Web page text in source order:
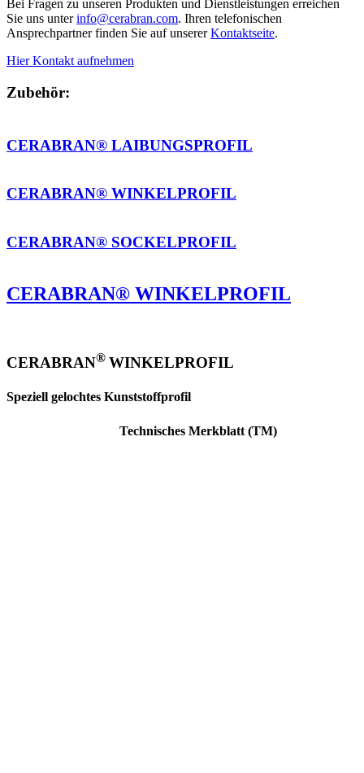
Bei Fragen zu unseren Produkten und Dienstleistungen erreichen
Sie uns unterinfo@cerabran.com. Ihren telefonischen
Ansprechpartner finden Sie auf unsererKontaktseite.
Hier Kontakt aufnehmen
Zubehör:
CERABRAN® LAIBUNGSPROFIL
CERABRAN® WINKELPROFIL
CERABRAN® SOCKELPROFIL
CERABRAN® WINKELPROFIL
CERABRAN® WINKELPROFIL
Speziell gelochtes Kunststoffprofil
Technisches Merkblatt (TM)